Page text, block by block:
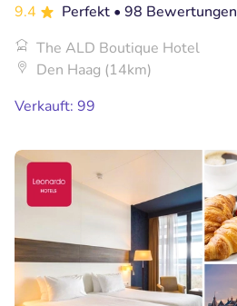
9.4 Perfekt • 98 Bewertungen
The ALD Boutique Hotel
Den Haag (14km)
Verkauft: 99